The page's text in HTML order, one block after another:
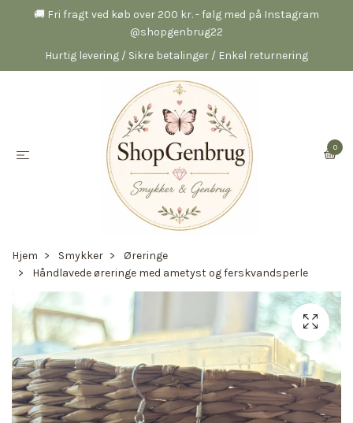
🚚 Fri fragt ved køb over 200 kr. - følg med på Instagram
@shopgenbrug22
Hurtig levering / Sikre betalinger / Enkel returnering
0
Hjem Smykker
Øreringe
Håndlavede øreringe med ametyst og ferskvandsperle